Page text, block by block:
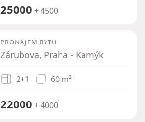
25000 + 4500
PRONÁJEM BYTU
Zárubova, Praha - Kamýk
2+1 60 m²
22000 + 4000